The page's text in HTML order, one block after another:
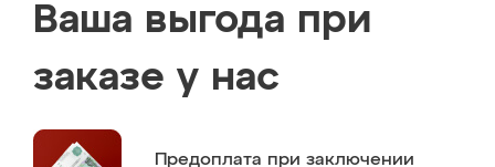
Ваша выгода при
заказе у нас
Предоплата при заключении